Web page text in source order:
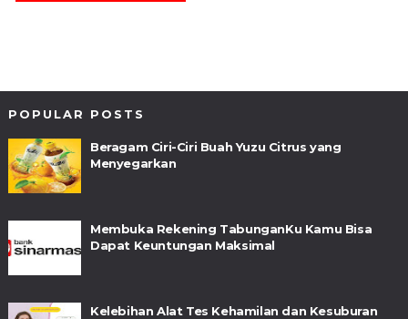
POPULAR POSTS
Beragam Ciri-Ciri Buah Yuzu Citrus yang
Menyegarkan
Membuka Rekening TabunganKu Kamu Bisa
Dapat Keuntungan Maksimal
Kelebihan Alat Tes Kehamilan dan Kesuburan